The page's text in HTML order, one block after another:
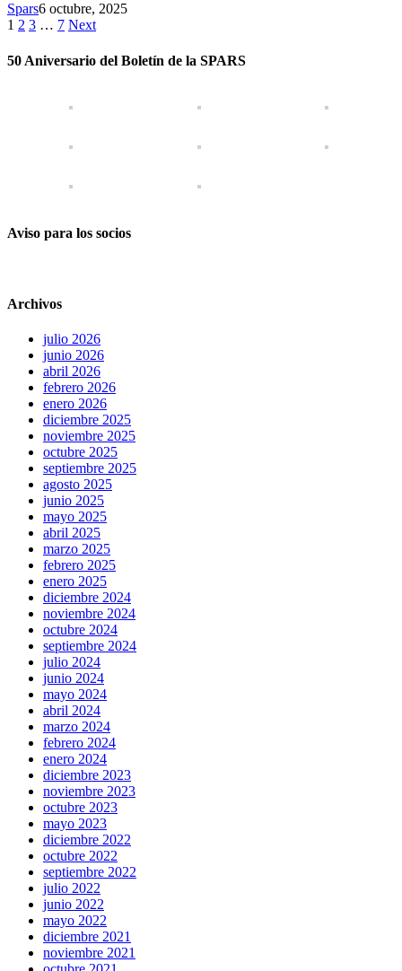
Spars6 octubre, 2025
1 2 3 … 7 Next
50 Aniversario del Boletín de la SPARS
Aviso para los socios
Archivos
julio 2026
junio 2026
abril 2026
febrero 2026
enero 2026
diciembre 2025
noviembre 2025
octubre 2025
septiembre 2025
agosto 2025
junio 2025
mayo 2025
abril 2025
marzo 2025
febrero 2025
enero 2025
diciembre 2024
noviembre 2024
octubre 2024
septiembre 2024
julio 2024
junio 2024
mayo 2024
abril 2024
marzo 2024
febrero 2024
enero 2024
diciembre 2023
noviembre 2023
octubre 2023
mayo 2023
diciembre 2022
octubre 2022
septiembre 2022
julio 2022
junio 2022
mayo 2022
diciembre 2021
noviembre 2021